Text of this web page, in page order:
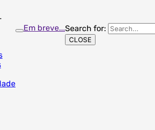
Em breve...Search for:
CLOSE